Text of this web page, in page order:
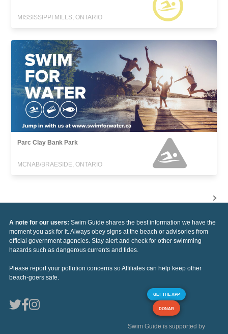
MISSISSIPPI MILLS, ONTARIO
Parc Clay Bank Park
MCNAB/BRAESIDE, ONTARIO
A note for our users: Swim Guide shares the best information we have the
moment you ask for it. Always obey signs at the beach or advisories from
official government agencies. Stay alert and check for other swimming
hazards such as dangerous currents and tides.
Please report your pollution concerns so Affiliates can help keep other
beach-goers safe.
GET THE APP
DONAR
Swim Guide is supported by